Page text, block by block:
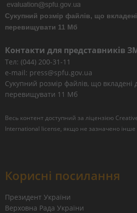
Сукупний розмір файлів, що
перевищувати 11 Мб
Контакти для
Тел: (044) 200-31-11
e-mail: press@spfu.gov.ua
Сукупний розмір файлів, що вкладені
перевищувати 11 Мб
Весь контент доступний за ліцензією
International license, якщо не зазначено інше
Корисні посилання
Президент України
Верховна Рада України